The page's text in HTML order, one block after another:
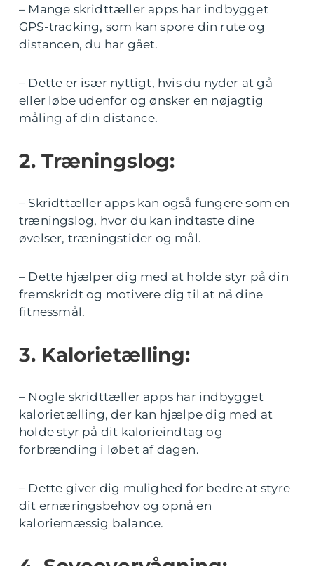
– Mange skridttæller apps har indbygget
GPS-tracking, som kan spore din rute og
distancen, du har gået.
– Dette er især nyttigt, hvis du nyder at gå
eller løbe udenfor og ønsker en nøjagtig
måling af din distance.
2. Træningslog:
– Skridttæller apps kan også fungere som en
træningslog, hvor du kan indtaste dine
øvelser, træningstider og mål.
– Dette hjælper dig med at holde styr på din
fremskridt og motivere dig til at nå dine
fitnessmål.
3. Kalorietælling:
– Nogle skridttæller apps har indbygget
kalorietælling, der kan hjælpe dig med at
holde styr på dit kalorieindtag og
forbrænding i løbet af dagen.
– Dette giver dig mulighed for bedre at styre
dit ernæringsbehov og opnå en
kaloriemæssig balance.